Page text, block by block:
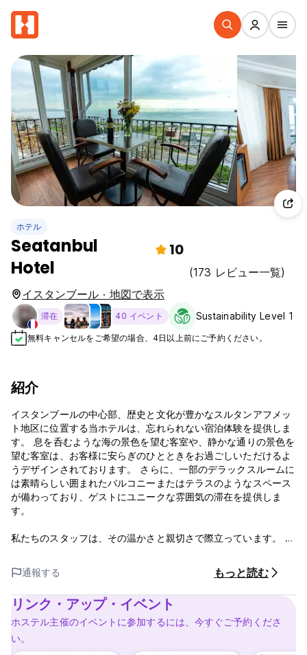
ホテル
Seatanbul
Hotel
10
(173 レビュー一覧)
イスタンブール · 地図で表示
滞在 40 イベント Sustainability Level 1
無料キャンセルをご希望の場合、4日以上前にご予約ください。
紹介
イスタンブールの中心部、歴史と文化が豊かなスルタンアフメッ
ト地区に位置する当ホテルは、忘れられない宿泊体験を提供しま
す。 息を呑むような海の景色を望む客室や、静かな通りの景色を
望む客室は、お客様に安らぎのひとときをお過ごしいただけるよ
うデザインされております。 さらに、一部のデラックスルームに
は素晴らしい囲まれたバルコニーまたはテラスのようなスペース
が備わっており、ゲストにユニークな雰囲気の滞在を提供しま
す。
私たちのスタッフは、その温かさと親切さで際立っています。 当
ご滞在が可能な限り快適で楽しいものになるよう努めておりま
す。 お部屋の清潔さとメンテナンスを第一に考え、お客様に健康
で快適な環境をご提供することを目指しております。
旅行代理店として、当社はお客様に無料のアドバイス サービスを
提供し、適切な旅行のオプションを喜んでご提案いたします。 当
通報する もっと読む
リンク・アップ・イベント
ホステル主催のイベントに参加するには、今すぐご予約くださ
い。